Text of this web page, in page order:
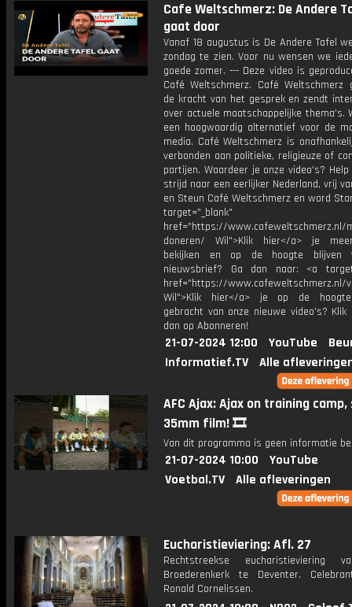
Cafe Weltschmerz: De Andere
gaat door
Vanaf 18 augustus is De Andere Tafel
zondag te zien. Voor nu wensen we
goede zomer. --- Deze video is
Café Weltschmerz. Café Weltschmerz
de kracht van het gesprek en zendt
over actuele maatschappelijke thema's.
een hoogwaardig alternatief voor de
media. Café Weltschmerz is
verbonden aan politieke, religieuze of
partijen. Waardeer je onze video's?
strijd naar een eerlijker Nederland, vrij
en Steun Café Weltschmerz en word
target="_blank"
href="https://www.cafeweltschmerz.nl/
doneren/ Wil">Klik hier</a> je
bekijken en op de hoogte blijven
nieuwsbrief? Ga dan naar: <a
href="https://www.cafeweltschmerz.nl/
Wil">Klik hier</a> je op de
gebracht van onze nieuwe video's? Klik
dan op Abonneren!
21-07-2024 12:00 YouTube
Informatief.TV
Alle
AFC Ajax: Ajax on training
35mm film! 🎞️
Van dit programma is geen informatie
21-07-2024 10:00
YouTube
Voetbal.TV
Alle afleveringen
Eucharistieviering: Afl. 27
Rechtstreekse eucharistieviering
Broederenkerk te Deventer.
Ronald Cornelissen.